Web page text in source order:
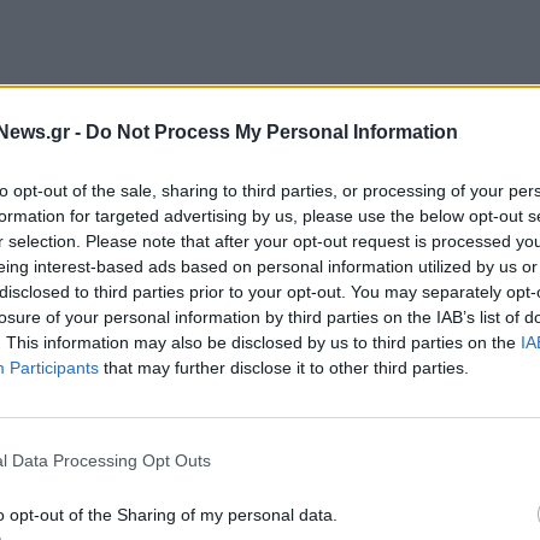
- Do Not Process My Personal Information
opt-out of the sale, sharing to third parties, or processing of your
for targeted advertising by us, please use the below opt-out
selection. Please note that after your opt-out request is processed
interest-based ads based on personal information utilized by us
to third parties prior to your opt-out. You may separately
of your personal information by third parties on the IAB’s list of
This information may also be disclosed by us to third parties on the
Participants that may further disclose it to other third parties.
Data Processing Opt Outs
opt-out of the Sharing of my personal data.
Monster Energy αρχικά, ως Country Manager
διευρυμένης εμπορικής ευθύνης (Regional
Vice President Commercial East Business Unit
2018-2021, President – Central Eastern
2021-2023). Επίσης στις 20 Μαρτίου 2023
Ομίλου Green Beverages, από τον οποίο
του 2024. Yπενθυμίζεται πως από τον
ανήκει στον